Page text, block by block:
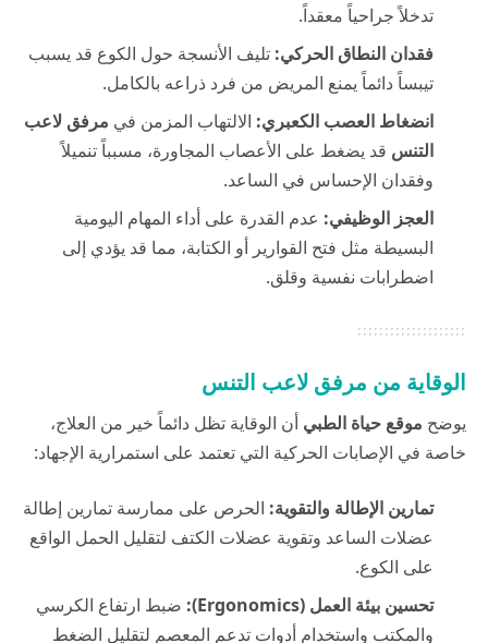
تدخلاً جراحياً معقداً.
فقدان النطاق الحركي: تليف الأنسجة حول الكوع قد يسبب
تيبساً دائماً يمنع المريض من فرد ذراعه بالكامل.
انضغاط العصب الكعبري: الالتهاب المزمن في مرفق لاعب
التنس قد يضغط على الأعصاب المجاورة، مسبباً تنميلاً
وفقدان الإحساس في الساعد.
العجز الوظيفي: عدم القدرة على أداء المهام اليومية
البسيطة مثل فتح القوارير أو الكتابة، مما قد يؤدي إلى
اضطرابات نفسية وقلق.
الوقاية من مرفق لاعب التنس
يوضح موقع حياة الطبي أن الوقاية تظل دائماً خير من العلاج،
خاصة في الإصابات الحركية التي تعتمد على استمرارية الإجهاد:
تمارين الإطالة والتقوية: الحرص على ممارسة تمارين إطالة
عضلات الساعد وتقوية عضلات الكتف لتقليل الحمل الواقع
على الكوع.
تحسين بيئة العمل (Ergonomics):
ضبط ارتفاع الكرسي
والمكتب واستخدام أدوات تدعم المعصم لتقليل الضغط